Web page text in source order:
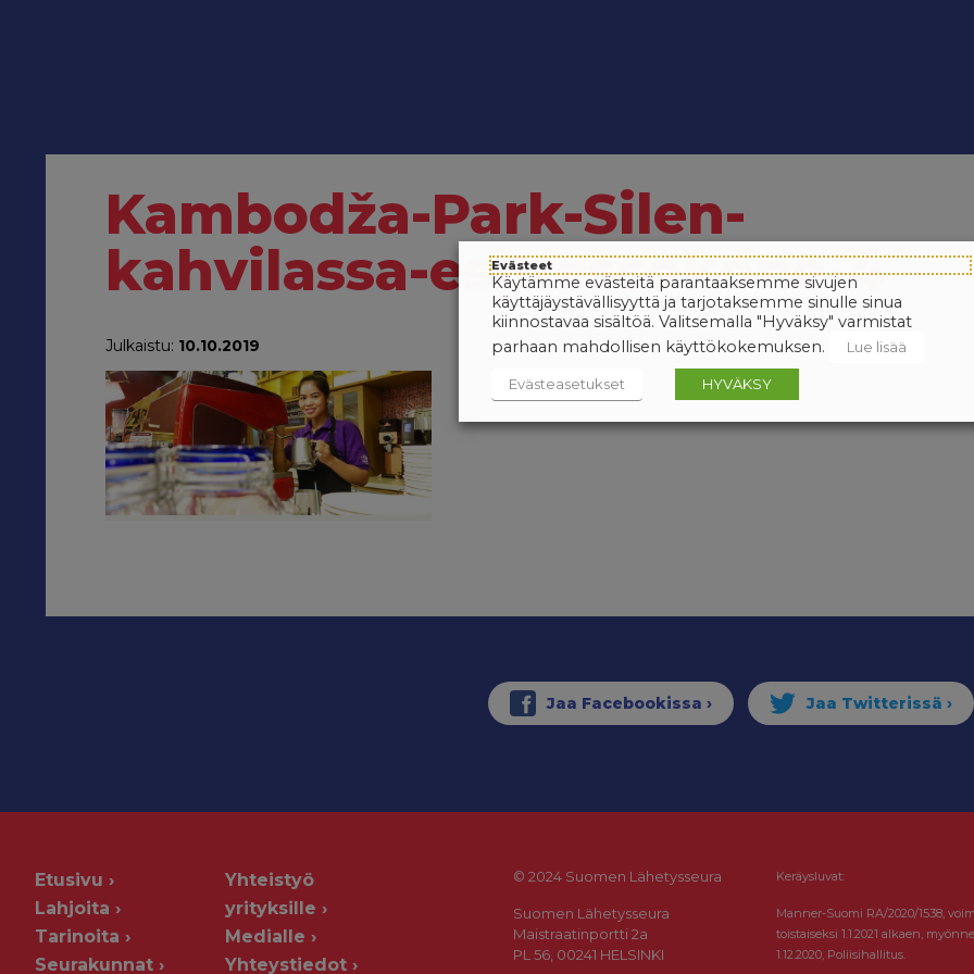
Kambodža-Park-Silen-
kahvilassa-espressokone-4
Julkaistu: 10.10.2019
Etusivu
Lahjoita
Tarinoita
Seurakunnat
Yhteistyö
yrityksille
Medialle
Yhteystiedot
© 2024 Suomen Lähetysseura
Suomen Lähetysseura
Maistraatinportti 2a
PL 56, 00241 HELSINKI
Keräysluvat:
Manner-Suomi RA/2020/1538,
toistaiseksi 1.1.2021 alkaen,
1.12.2020, Poliisihallitus.
Evästeet
Käytämme evästeitä parantaaksemme sivujen
käyttäjäystävällisyyttä ja tarjotaksemme sinulle sinua
kiinnostavaa sisältöä. Valitsemalla "Hyväksy" varmistat
parhaan mahdollisen käyttökokemuksen.
Lue lisää
Evästeasetukset HYVÄKSY